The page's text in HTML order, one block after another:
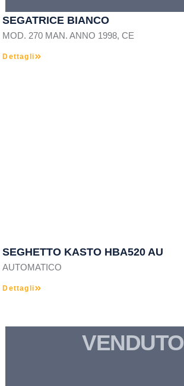
SEGATRICE BIANCO
MOD. 270 MAN. ANNO 1998, CE
Dettagli
SEGHETTO KASTO HBA520 AU
AUTOMATICO
Dettagli
VENDUTO